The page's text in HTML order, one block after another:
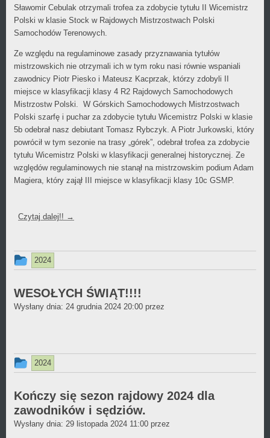
Sławomir Cebulak otrzymali trofea za zdobycie tytułu II Wicemistrz
Polski w klasie Stock w Rajdowych Mistrzostwach Polski
Samochodów Terenowych.
Ze względu na regulaminowe zasady przyznawania tytułów
mistrzowskich nie otrzymali ich w tym roku nasi równie wspaniali
zawodnicy Piotr Piesko i Mateusz Kacprzak, którzy zdobyli II
miejsce w klasyfikacji klasy 4 R2 Rajdowych Samochodowych
Mistrzostw Polski. W Górskich Samochodowych Mistrzostwach
Polski szarfę i puchar za zdobycie tytułu Wicemistrz Polski w klasie
5b odebrał nasz debiutant Tomasz Rybczyk. A Piotr Jurkowski, który
powrócił w tym sezonie na trasy „górek”, odebrał trofea za zdobycie
tytułu Wicemistrz Polski w klasyfikacji generalnej historycznej. Ze
względów regulaminowych nie stanął na mistrzowskim podium Adam
Magiera, który zajął III miejsce w klasyfikacji klasy 10c GSMP.
Czytaj dalej!! →
Ten
był
dodany
2024
WESOŁYCH ŚWIĄT!!!!
Wysłany dnia: 24 grudnia 2024 20:00 przez
Ten
był
dodany
w
2024
Kończy się sezon rajdowy 2024 dla
zawodników i sędziów.
Wysłany dnia: 29 listopada 2024 11:00 przez